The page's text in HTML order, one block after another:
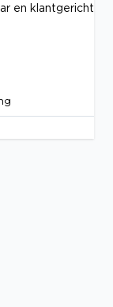
en klantgericht